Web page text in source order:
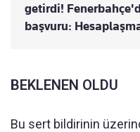
getirdi!
başvuru:
BEKLENEN OLDU
Bu sert bildirinin